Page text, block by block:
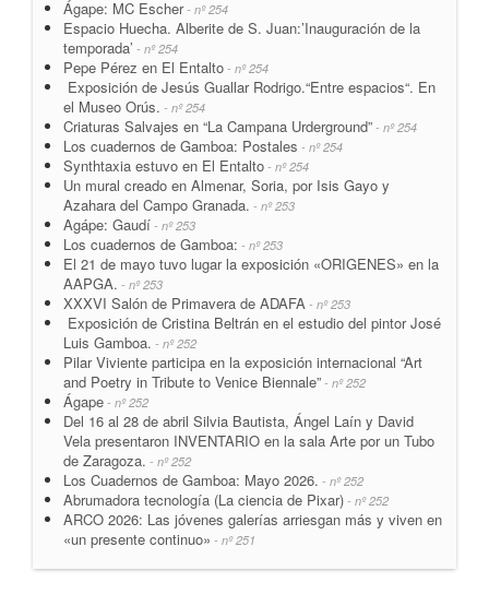
Ágape: MC Escher- nº 254
Espacio Huecha. Alberite de S. Juan:’Inauguración de la
temporada’ - nº 254
Pepe Pérez en El Entalto - nº 254
Exposición de Jesús Guallar Rodrigo.“Entre espacios“. En
el Museo Orús. - nº 254
Criaturas Salvajes en “La Campana Urderground” - nº 254
Los cuadernos de Gamboa: Postales - nº 254
Synthtaxia estuvo en El Entalto - nº 254
Un mural creado en Almenar, Soria, por Isis Gayo y
Azahara del Campo Granada. - nº 253
Agápe: Gaudí - nº 253
Los cuadernos de Gamboa: - nº 253
El 21 de mayo tuvo lugar la exposición «ORIGENES» en la
AAPGA. - nº 253
XXXVI Salón de Primavera de ADAFA - nº 253
Exposición de Cristina Beltrán en el estudio del pintor José
Luis Gamboa. - nº 252
Pilar Viviente participa en la exposición internacional “Art
and Poetry in Tribute to Venice Biennale” - nº 252
Ágape - nº 252
Del 16 al 28 de abril Silvia Bautista, Ángel Laín y David
Vela presentaron INVENTARIO en la sala Arte por un Tubo
de Zaragoza. - nº 252
Los Cuadernos de Gamboa: Mayo 2026. - nº 252
Abrumadora tecnología (La ciencia de Pixar) - nº 252
ARCO 2026: Las jóvenes galerías arriesgan más y viven en
«un presente continuo» - nº 251